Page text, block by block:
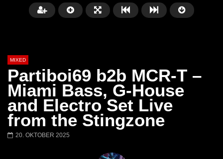
Barbara Lago @ Kappa
FuturFestival 2024
THEMBA @
MIXED
Partiboi69 b2b MCR-T –
Miami Bass, G-House
and Electro Set Live
from the Stingzone
20. OKTOBER 2025